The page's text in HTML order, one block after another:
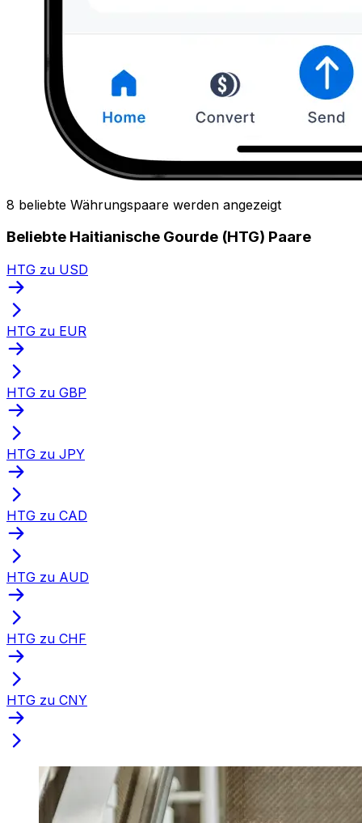
8 beliebte Währungspaare werden angezeigt
Beliebte Haitianische Gourde (HTG) Paare
HTG zu USD
HTG zu EUR
HTG zu GBP
HTG zu JPY
HTG zu CAD
HTG zu AUD
HTG zu CHF
HTG zu CNY